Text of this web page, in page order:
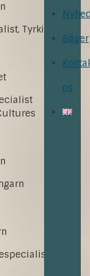
Bøger
os